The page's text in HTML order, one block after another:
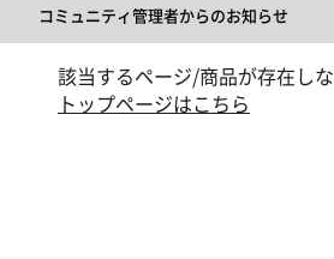
コミュニティ管理者からのお知らせ
2025/05/01
公式コミュニテ
該当するページ/商品が存在し
トップページはこちら